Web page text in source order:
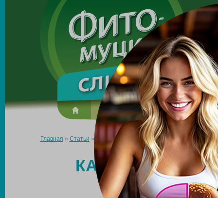
Made in the UK
О препарате Усиль эффект
Главная » Статьи »Как уменьшить объем порции без стресса и
КАК
СТРЕССА И